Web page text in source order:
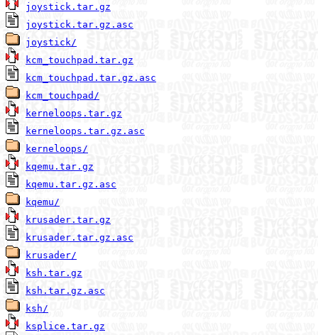
joystick.tar.gz
joystick.tar.gz.asc
joystick/
kcm_touchpad.tar.gz
kcm_touchpad.tar.gz.asc
kcm_touchpad/
kerneloops.tar.gz
kerneloops.tar.gz.asc
kerneloops/
kqemu.tar.gz
kqemu.tar.gz.asc
kqemu/
krusader.tar.gz
krusader.tar.gz.asc
krusader/
ksh.tar.gz
ksh.tar.gz.asc
ksh/
ksplice.tar.gz